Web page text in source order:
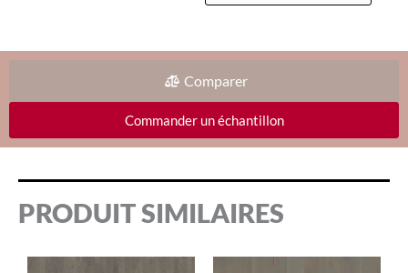
Comparer
Commander un échantillon
PRODUIT SIMILAIRES